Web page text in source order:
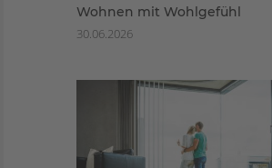
Wohnen mit Wohlgefühl
30.06.2026